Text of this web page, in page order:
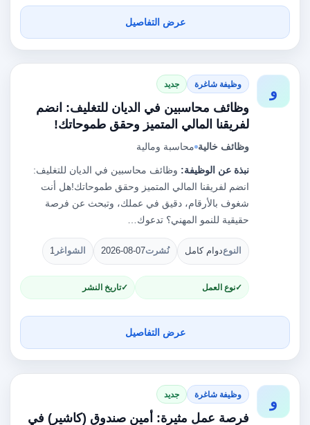
عرض التفاصيل
و وظيفة شاغرة جديد
وظائف محاسبين في الديان للتغليف: انضم
لفريقنا المالي المتميز وحقق طموحاتك!
وظائف خالية محاسبة ومالية
نبذة عن الوظيفة: وظائف محاسبين في الديان للتغليف:
انضم لفريقنا المالي المتميز وحقق طموحاتك!هل أنت
شغوف بالأرقام، دقيق في عملك، وتبحث عن فرصة
حقيقية للنمو المهني؟ تدعوك…
النوعدوام كامل نُشرت2026-08-07 الشواغر 1
نوع العمل تاريخ النشر
عرض التفاصيل
و وظيفة شاغرة جديد
فرصة عمل مثيرة: أمين صندوق (كاشير) في